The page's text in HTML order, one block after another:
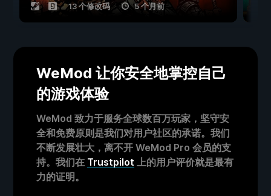
13 个修改码 5 个月前
WeMod 让你安全地掌控自己
的游戏体验
WeMod 致力于服务全球数百万玩家，坚守安
全和免费原则是我们对用户社区的承诺。我们
不断发展壮大，离不开 WeMod Pro 会员的支
持。我们在 Trustpilot 上的用户评价就是最有
力的证明。